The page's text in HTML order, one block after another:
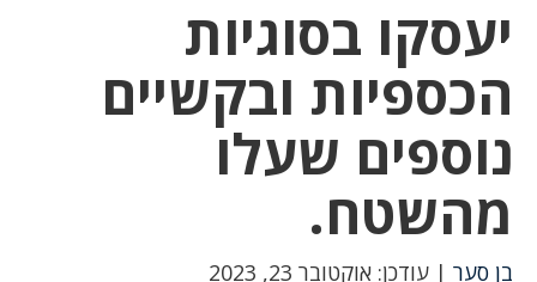
יעסקו בסוגיות
הכספיות ובקשיים
נוספים שעלו
מהשטח.
בן סער | עודכן: אוקטובר 23, 2023